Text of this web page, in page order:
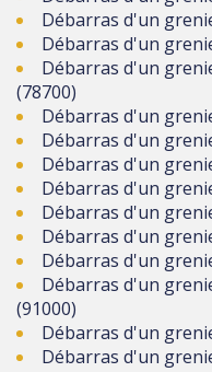
Débarras d'un
Débarras d'un
Débarras d'un
(78700)
Débarras d'un
Débarras d'un
Débarras d'un
Débarras d'un
Débarras d'un
Débarras d'un
Débarras d'un
Débarras d'un
(91000)
Débarras d'un
Débarras d'un